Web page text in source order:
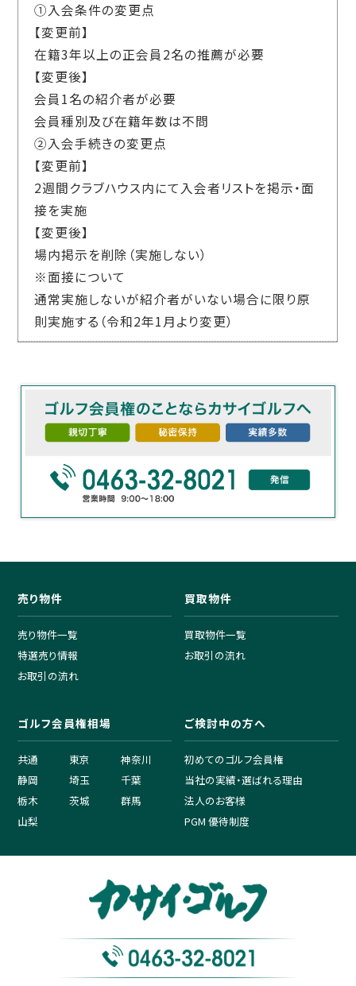
①入会条件の変更点
【変更前】
在籍3年以上の正会員2名の推薦が必要
【変更後】
会員1名の紹介者が必要
会員種別及び在籍年数は不問
②入会手続きの変更点
【変更前】
2週間クラブハウス内にて入会者リストを掲示・面
接を実施
【変更後】
場内掲示を削除（実施しない）
※面接について
通常実施しないが紹介者がいない場合に限り原
則実施する（令和2年1月より変更）
売り物件
売り物件一覧
特選売り情報
お取引の流れ
買取物件
買取物件一覧
お取引の流れ
ゴルフ会員権相場
共通 東京
神奈川
静岡
埼玉
千葉
栃木
茨城
群馬
山梨
ご検討中の方へ
初めてのゴルフ会員権
当社の実績・選ばれる理由
法人のお客様
PGM 優待制度